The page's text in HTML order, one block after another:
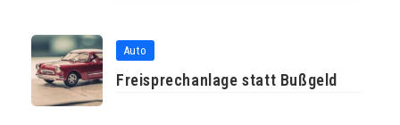
Auto
Freisprechanlage statt Bußgeld